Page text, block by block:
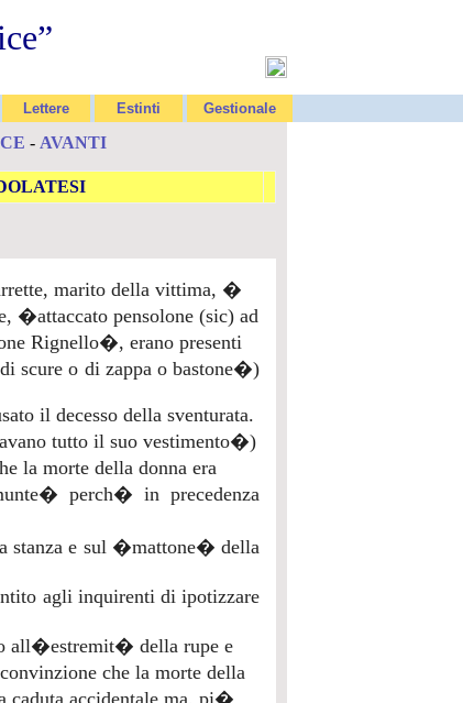
Lettere Estinti Gestionale
- AVANTI
marito della vittima, �
�attaccato pensolone (sic) ad
Rignello�, erano presenti
scure o di zappa o bastone�)
il decesso della sventurata.
tutto il suo vestimento�)
la morte della donna era
perch� in precedenza
stanza e sul �mattone� della
agli inquirenti di ipotizzare
all�estremit� della rupe e
che la morte della
caduta accidentale ma, pi�